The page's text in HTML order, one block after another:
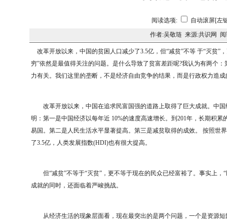
阅读选项:
自动滚屏[左
作者:吴敬琏 来源:共识网
改革开放以来，中国的贫困人口减少了3.5亿，但“减贫”不等 于“灭贫”
穷”依然是最值得关注的问题。是什么导致了贫富差距呢?我认为有两个
力有关。我们这里的垄断，不是经济自由竞争的结果，而是行政权力造成
改革开放以来，中国在追求民富国强的道路上取得了巨大成就。中国
明：第一是中国经济以每年近 10%的速度高速增长。到201年，长期积
易国。第二是人民生活水平显著提高。第三是减贫取得的成效。 按照世
了3.5亿，人类发展指数(HDI)也有很大提高。
但“减贫”不等于“灭贫”，更不等于现在的民众已经富裕了。事实上，
成就的同时，还面临着严峻挑战。
从经济生活的现象层面看，现在最突出的是两个问题，一个是资源短